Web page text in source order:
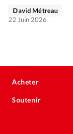
David Métreau
22 Juin 2026
Acheter
Soutenir